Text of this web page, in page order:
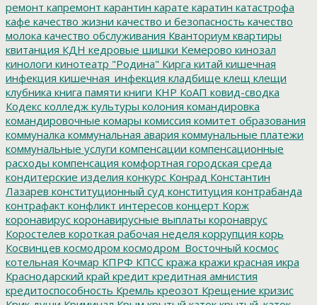
ремонт капремонт карантин карате каратин катастрофа
кафе качество жизни качество и безопасность качество
молока качество обслуживания Кванториум квартиры
квитанция КДН кедровые шишки Кемерово кинозал
кинологи кинотеатр "Родина" Кирга китай кишечная
инфекция кишечная_инфекция кладбище клещ клещи
клубника книга памяти книги КНР КоАП ковид-сводка
Кодекс колледж культуры колония командировка
командировочные комары комиссия комитет образования
коммуналка коммунальная авария коммунальные платежи
коммунальные услуги компенсации компенсационные
расходы компенсация комфортная городская среда
кондитерские изделия конкурс Конрад Константин
Лазарев конституционный суд конституция контрабанда
контрафакт конфликт интересов концерт Корж
коронавирус коронавирусные выплаты коронаврус
Коростелев короткая рабочая неделя коррупция корь
Косвинцев космодром космодром_Восточный космос
котельная Кочмар КПРФ КПСС кража кражи красная икра
Краснодарский край кредит кредитная амнистия
кредитоспособность Кремль креозот Крещение кризис